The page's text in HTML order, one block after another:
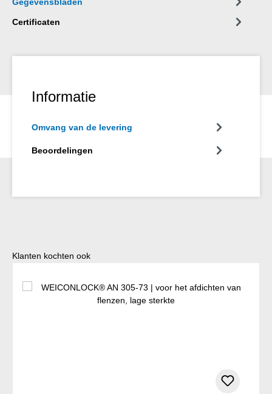
Certificaten
Informatie
Omvang van de levering
Beoordelingen
Productgalerij overslaan
Klanten kochten ook